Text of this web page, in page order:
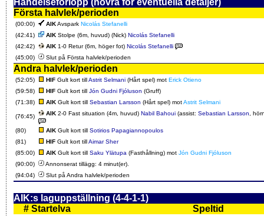
Händelseförlopp (hovra för eventuella detaljer)
Första halvlek/perioden
(00:00) AIKAvspark Nicolás Stefanelli
(42:41)
AIK Stolpe (6m, huvud) (Nick) Nicolás Stefanelli
(42:42)
AIK 1-0 Retur (6m, höger fot) Nicolás Stefanelli
(45:00)
Slut på Första halvlek/perioden
Andra halvlek/perioden
(52:05) HIF Gult kort tillAstrit Selmani (Hårt spel) mot Erick Otieno
(59:58)
HIF Gult kort till Jón Gudni Fjóluson (Gruff)
(71:38)
AIK Gult kort till Sebastian Larsson (Hårt spel) motAstrit Selmani
(76:45) AIK 2-0 Fast situation (4m, huvud) Nabil Bahoui (assist: Sebastian Larsson ,
(80) AIK Gult kort till Sotirios Papagiannopoulos
(81)
HIF Gult kort tillAimar Sher
(85:00)
AIK Gult kort till Saku Ylätupa (Fasthållning) mot Jón Gudni Fjóluson
(90:00)
Annonserat tillägg: 4 minut(er).
(94:04)
Slut på Andra halvlek/perioden
AIK:s laguppställning (4-4-1-1)
# Startelva Speltid